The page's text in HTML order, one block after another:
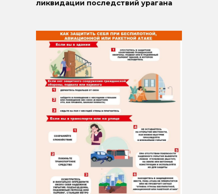
ликвидации последствий урагана